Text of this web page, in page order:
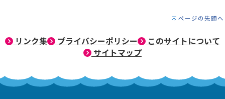
ページの先頭へ
リンク集 プライバシーポリシー
このサイトについて
サイトマップ